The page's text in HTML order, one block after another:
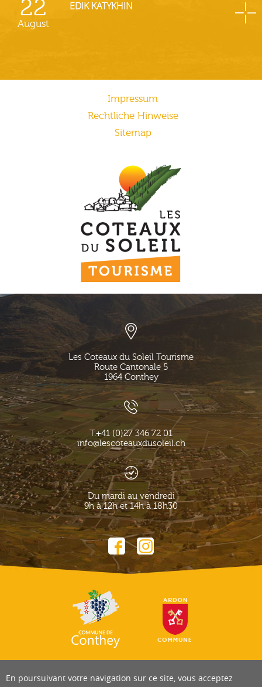
22
August
EDIK KATYKHIN
Impressum
Rechtliche Hinweise
Sitemap
Les Coteaux du Soleil Tourisme
Route Cantonale 5
1964 Conthey
T.+41 (0)27 346 72 01
info@lescoteauxdusoleil.ch
Du mardi au vendredi
9h à 12h et 14h à 18h30
En poursuivant votre navigation sur ce site, vous acceptez